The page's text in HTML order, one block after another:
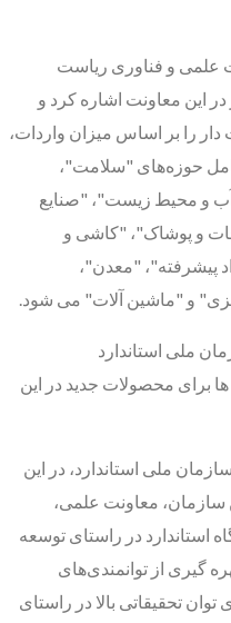
علمی و فناوری ریاست
این معاونت اشاره کرد و
را بر اساس میزان واردات،
حوزه‌های "سلامت"،
و محیط زیست"، "صنایع
و پوشاک"، "کاشی و
پیشرفته"، "معدن"،
و "ماشین آلات" می ‌شود.
ملی استاندارد
برای محصولات جدید در این
ملی استاندارد، در این
سازمان، معاونت علمی،
استاندارد در راستای توسعه
گیری از توانمندی‌های
تحقیقاتی بالا در راستای